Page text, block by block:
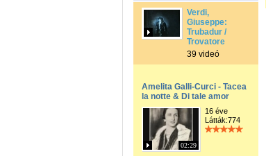
Verdi,
Giuseppe:
Trubadur /
Trovatore
39 videó
Amelita Galli-Curci - Tacea
la notte & Di tale amor
02:29
16 éve
Látták:774